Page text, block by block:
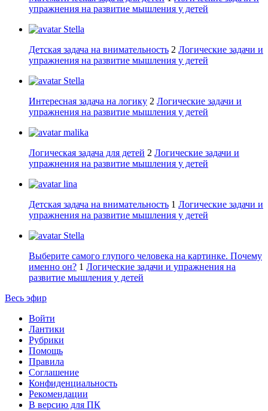
упражнения на развитие мышления у детей
Stella
Детская задача на внимательность 2 Логические задачи и
упражнения на развитие мышления у детей
Stella
Интересная задача на логику 2 Логические задачи и
упражнения на развитие мышления у детей
malika
Логическая задача для детей 2 Логические задачи и
упражнения на развитие мышления у детей
lina
Детская задача на внимательность 1 Логические задачи и
упражнения на развитие мышления у детей
Stella
Выберите самого глупого человека на картинке. Почему
именно он? 1 Логические задачи и упражнения на
развитие мышления у детей
Весь эфир
Войти
Лантики
Рубрики
Помощь
Правила
Соглашение
Конфиденциальность
Рекомендации
В версию для ПК